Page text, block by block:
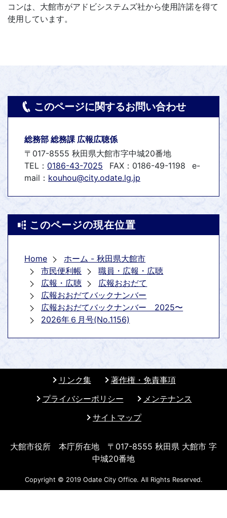
コンは、大館市がアドビシステムズ社から使用許諾を得て
使用しています。
このページに関するお問い合わせ
総務部 総務課 広報広聴係
〒017-8555 秋田県大館市字中城20番地
TEL： 0186-43-7025 FAX：0186-49-1198
e-
mail： kouhou@city.odate.lg.jp
このページの現在位置
Home
ホーム - 秋田県大館市
市民便利帳
職員・広報・広聴
広報・広聴
広報おおだて
広報おおだてバックナンバー
広報おおだてバックナンバー 2025〜
2026年６月号(No.1156)
リンク集
著作権・免責事項
プライバシーポリシー
メンテナンス
サイトマップ
大館市役所 本庁所在地 〒017-8555 秋田県 大館市 字
中城20番地
Copyright © 2019 Odate City Office. All Rights Reserved.